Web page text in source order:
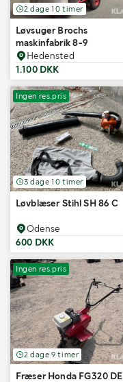
2 dage 10 timer
Løvsuger Brochs
maskinfabrik 8-9
Hedensted
1.100 DKK
Ingen res.pris
3 dage 10 timer
Løvblæser Stihl SH 86 C
Odense
600 DKK
Ingen res.pris
2 dage 9 timer
Fræser Honda FG320 DE